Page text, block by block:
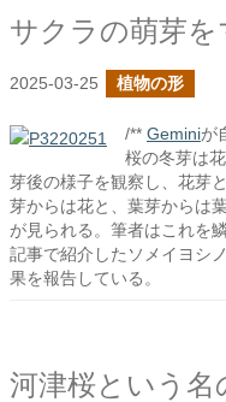
サクラの萌芽
2025-03-25 植物の形
/** Geminiが
桜の冬芽は
芽後の様子を観察し、花芽
芽からは花と、葉芽からは
が見られる。筆者はこれを
記事で紹介したソメイヨシ
果を報告している。
河津桜という名